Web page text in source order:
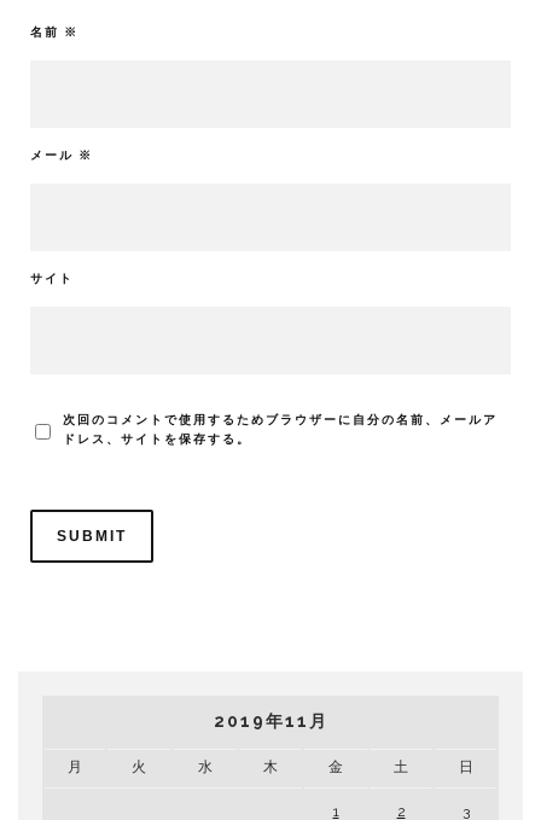
名前 ※
メール ※
サイト
次回のコメントで使用するためブラウザーに自分の名前、メールア
ドレス、サイトを保存する。
2019年11月
月 火 水 木 金 土 日
1 2 3